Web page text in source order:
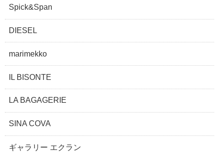
Spick&Span
DIESEL
marimekko
IL BISONTE
LA BAGAGERIE
SINA COVA
ギャラリー エクラン